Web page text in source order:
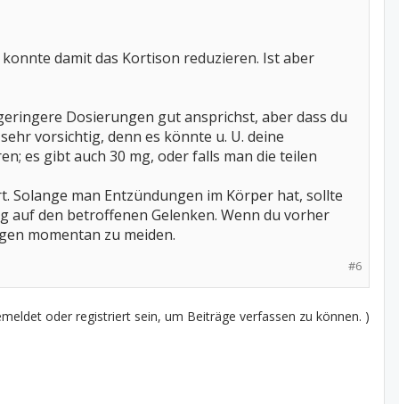
damit das Kortison reduzieren. Ist aber
Dosierungen gut ansprichst, aber dass du
vorsichtig, denn es könnte u. U. deine
es gibt auch 30 mg, oder falls man die teilen
Solange man Entzündungen im Körper hat, sollte
auf den betroffenen Gelenken. Wenn du vorher
momentan zu meiden.
#6
oder registriert sein, um Beiträge verfassen zu können. )